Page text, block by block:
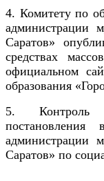
4. Комитету по
администрации
Саратов»
средствах
официальном
образования
5. Контроль
постановления
администрации
Саратов» по